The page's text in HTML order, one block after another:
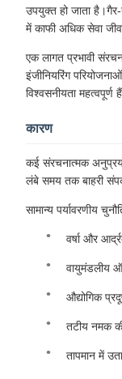
उपयुक्त हो जाता
में काफी अधिक सेवा
एक लागत प्रभावी
इंजीनियरिंग
विश्वसनीयता महत्वपूर्ण
कारण
कई संरचनात्मक
लंबे समय तक बाहरी
सामान्य पर्यावरणीय
वर्षा और
वायुमंडलीय
औद्योगिक
तटीय नमक
तापमान में